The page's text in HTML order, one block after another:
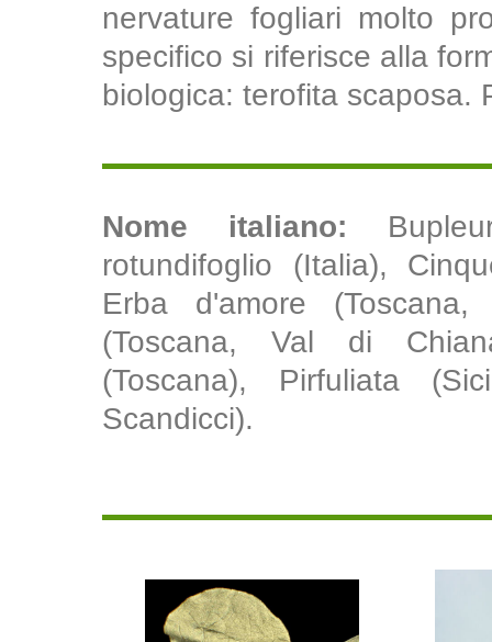
nervature fogliari molto
specifico si riferisce alla
biologica: terofita scaposa.
Nome italiano:
rotundifoglio (Italia),
Erba d'amore
(Toscana, Val di
(Toscana), Pirfuliata
Scandicci).